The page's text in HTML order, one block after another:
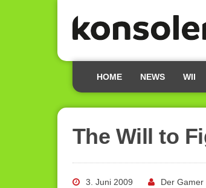
HOME NEWS WII
The Will to
3. Juni 2009 Der Gamer